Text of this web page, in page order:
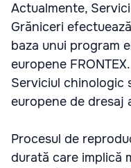
Actualmente,
Grăniceri
baza unui program
europene
Serviciul chinologic
europene de dresaj
Procesul de
durată care implică